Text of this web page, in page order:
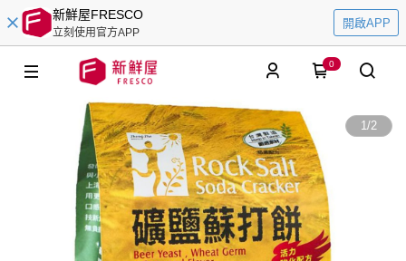
新鮮屋FRESCO
立刻使用官方APP
開啟APP
0
1/2